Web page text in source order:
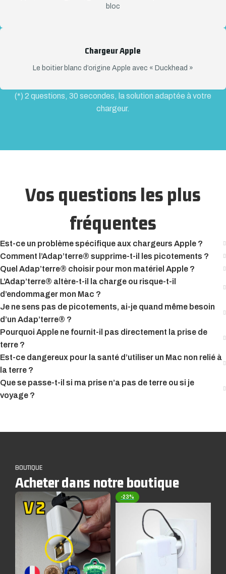
bloc
Chargeur Apple
Le boitier blanc d’origine Apple avec « Duckhead »
(*) 2 questions, 30 secondes, la solution adaptée à votre
chargeur.
Vos questions les plus
fréquentes
Est-ce un problème spécifique aux chargeurs Apple ?​
Comment l’Adap’terre® supprime-t-il les picotements ?
Quel Adap’terre® choisir pour mon matériel Apple ?
L’Adap’terre® altère-t-il la charge ou risque-t-il
d’endommager mon Mac ?
Je ne sens pas de picotements, ai-je quand même besoin
d’un Adap’terre® ?
Pourquoi Apple ne fournit-il pas directement la prise de
terre ?
Est-ce dangereux pour la santé d’utiliser un Mac non relié à
la terre ?
Que se passe-t-il si ma prise n’a pas de terre ou si je
voyage ?
BOUTIQUE
Acheter dans notre boutique
-23%